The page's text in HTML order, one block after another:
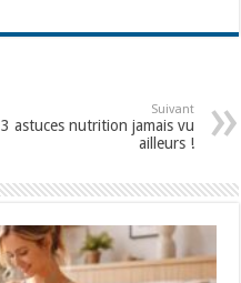
Suivant
3 astuces nutrition jamais vu
ailleurs !